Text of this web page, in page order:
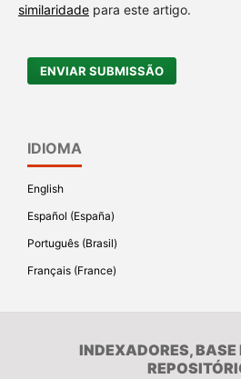
similaridadepara este artigo.
ENVIAR SUBMISSÃO
IDIOMA
English
Español (España)
Português (Brasil)
Français (France)
INDEXADORES, BASE